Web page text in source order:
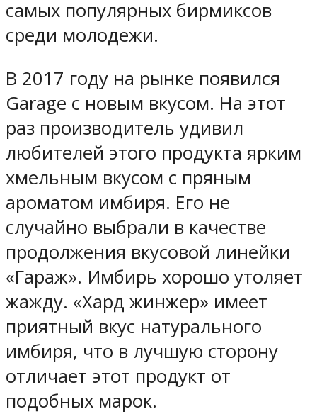
самых популярных бирмиксов
среди молодежи.
В 2017 году на рынке появился
Garage с новым вкусом. На этот
раз производитель удивил
любителей этого продукта ярким
хмельным вкусом с пряным
ароматом имбиря. Его не
случайно выбрали в качестве
продолжения вкусовой линейки
«Гараж». Имбирь хорошо утоляет
жажду. «Хард жинжер» имеет
приятный вкус натурального
имбиря, что в лучшую сторону
отличает этот продукт от
подобных марок.